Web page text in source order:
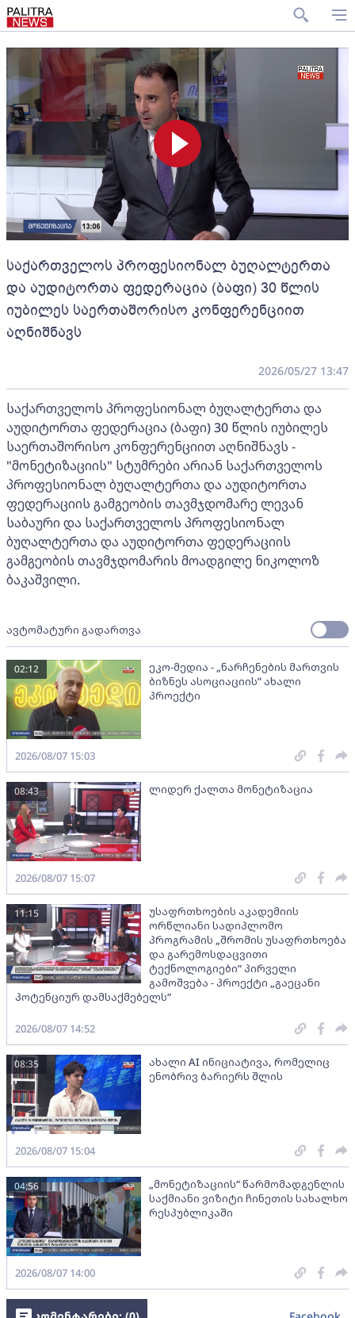
საქართველოს პროფესიონალ ბუღალტერთა
და აუდიტორთა ფედერაცია (ბაფი) 30 წლის
იუბილეს საერთაშორისო კონფერენციით
აღნიშნავს
2026/05/27 13:47
საქართველოს პროფესიონალ ბუღალტერთა და
აუდიტორთა ფედერაცია (ბაფი) 30 წლის იუბილეს
საერთაშორისო კონფერენციით აღნიშნავს -
"მონეტიზაციის" სტუმრები არიან საქართველოს
პროფესიონალ ბუღალტერთა და აუდიტორთა
ფედერაციის გამგეობის თავმჯდომარე ლევან
საბაური და საქართველოს პროფესიონალ
ბუღალტერთა და აუდიტორთა ფედერაციის
გამგეობის თავმჯდომარის მოადგილე ნიკოლოზ
ბაკაშვილი.
ავტომატური გადართვა
ეკო-მედია - „ნარჩენების მართვის
ბიზნეს ასოციაციის” ახალი
პროექტი
02:12
2026/08/07 15:03
ლიდერ ქალთა მონეტიზაცია
08:43
2026/08/07 15:07
უსაფრთხოების აკადემიის
ორწლიანი სადიპლომო
პროგრამის „შრომის უსაფრთხოება
და გარემოსდაცვითი
ტექნოლოგიები“ პირველი
გამოშვება - პროექტი „გაეცანი
პოტენციურ დამსაქმებელს“
11:15
2026/08/07 14:52
ახალი AI ინიციატივა, რომელიც
ენობრივ ბარიერს შლის
08:35
2026/08/07 15:04
„მონეტიზაციის“ წარმომადგენლის
საქმიანი ვიზიტი ჩინეთის სახალხო
რესპუბლიკაში
04:56
2026/08/07 14:00